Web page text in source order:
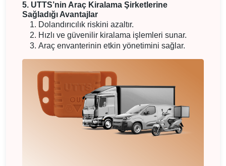
5. UTTS’nin Araç Kiralama Şirketlerine
Sağladığı Avantajlar
Dolandırıcılık riskini azaltır.
Hızlı ve güvenilir kiralama işlemleri sunar.
Araç envanterinin etkin yönetimini sağlar.